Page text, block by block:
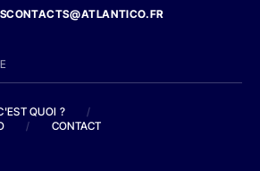
QUOI ?
/
/ CONTACT